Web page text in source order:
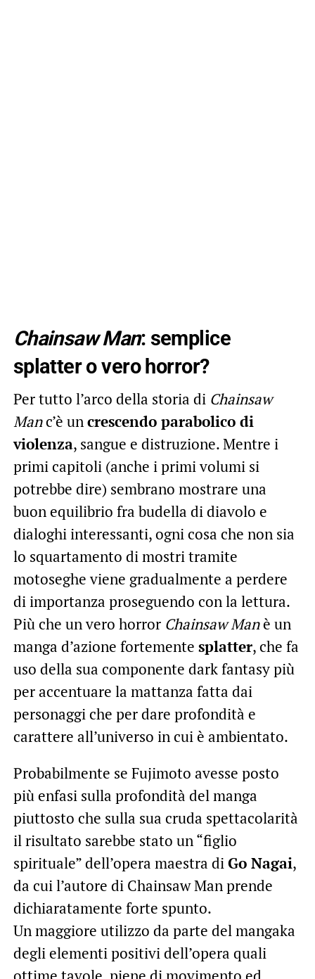
Chainsaw Man: semplice
splatter o vero horror?
Per tutto l’arco della storia di Chainsaw
Manc’è uncrescendo parabolico di
violenza, sangue e distruzione. Mentre i
primi capitoli (anche i primi volumi si
potrebbe dire) sembrano mostrare una
buon equilibrio fra budella di diavolo e
dialoghi interessanti, ogni cosa che non sia
lo squartamento di mostri tramite
motoseghe viene gradualmente a perdere
di importanza proseguendo con la lettura.
Più che un vero horror Chainsaw Manè un
manga d’azione fortemente splatter, che fa
uso della sua componente dark fantasy più
per accentuare la mattanza fatta dai
personaggi che per dare profondità e
carattere all’universo in cui è ambientato.
Probabilmente se Fujimoto avesse posto
più enfasi sulla profondità del manga
piuttosto che sulla sua cruda spettacolarità
il risultato sarebbe stato un “figlio
spirituale” dell’opera maestra diGo Nagai,
da cui l’autore di Chainsaw Man prende
dichiaratamente forte spunto.
Un maggiore utilizzo da parte del mangaka
degli elementi positivi dell’opera quali